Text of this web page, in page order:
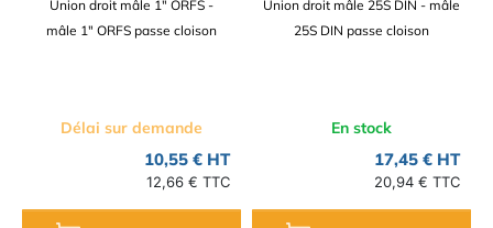
Union droit mâle 1" ORFS -
mâle 1" ORFS passe cloison
Délai sur demande
10,55 € HT
12,66 € TTC
Union droit mâle 25S DIN - mâle
25S DIN passe cloison
En stock
17,45 € HT
20,94 € TTC